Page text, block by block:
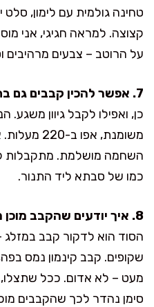
טחינה גולמית עם לימון, סלט
קצוצה. למראה חגיגי, אני
על הרוטב – צבעים מרהיבים
7. אפשר להכין קבבים גם בתנור?
כן, ואפילו לקבל גיוון
השחמה מושלמת. מתקבלות
כמו של סבתא ליד התנור.
8. איך יודעים שהקבב מוכן מבפנים?
הסוד הוא לדקור קבב במזלג
שקופים. קבב קינמון נמס
מעט – לא אדום. ככל
סימן נהדר לכך שהקבבים